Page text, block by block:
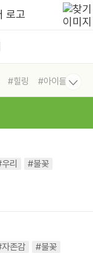
#힐링
#아이들
리
#불꽃
존감
#불꽃